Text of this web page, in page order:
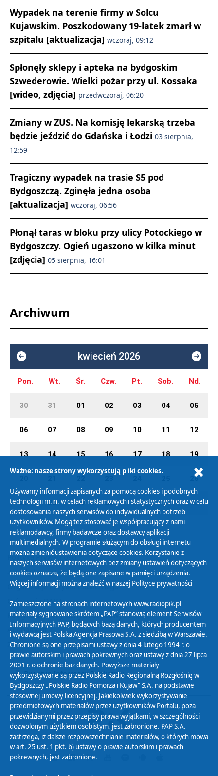
Wypadek na terenie firmy w Solcu
Kujawskim. Poszkodowany 19-latek zmarł w
szpitalu [aktualizacja] wczoraj, 09:12
Spłonęły sklepy i apteka na bydgoskim
Szwederowie. Wielki pożar przy ul. Kossaka
[wideo, zdjęcia] przedwczoraj, 06:20
Zmiany w ZUS. Na komisję lekarską trzeba
będzie jeździć do Gdańska i Łodzi 03 sierpnia,
12:59
Tragiczny wypadek na trasie S5 pod
Bydgoszczą. Zginęła jedna osoba
[aktualizacja] wczoraj, 06:56
Płonął taras w bloku przy ulicy Potockiego w
Bydgoszczy. Ogień ugaszono w kilka minut
[zdjęcia] 05 sierpnia, 16:01
Archiwum
kwiecień 2026
Pon. Wt. Śr. Czw. Pt. Sob. Nd.
30 31 01 02 03 04 05
06 07 08 09 10 11 12
13 14 15 16 17 18 19
26
27 28 29 30 01 02 03
Polityka Prywatności
Zasady korzystania z Serwisu
Organizacje Pożytku Publicznego
Cyfryzacja DAB+
Polityka ochrony danych osobowych
Abonament
Zamówienia publiczne
Biuletyn Informacji Publicznej
Ważne: nasze strony wykorzystują pliki cookies.
Używamy informacji zapisanych za pomocą cookies i podobnych
technologii m.in. w celach reklamowych i statystycznych oraz w celu
dostosowania naszych serwisów do indywidualnych potrzeb
użytkowników. Mogą też stosować je współpracujący z nami
reklamodawcy, firmy badawcze oraz dostawcy aplikacji
multimedialnych. W programie służącym do obsługi internetu
można zmienić ustawienia dotyczące cookies. Korzystanie z
naszych serwisów internetowych bez zmiany ustawień dotyczących
cookies oznacza, że będą one zapisane w pamięci urządzenia.
Więcej informacji można znaleźć w naszej Polityce prywatności
Zamieszczone na stronach internetowych www.radiopik.pl
materiały sygnowane skrótem „PAP” stanowią element Serwisów
Informacyjnych PAP, będących bazą danych, których producentem
i wydawcą jest Polska Agencja Prasowa S.A. z siedzibą w Warszawie.
Chronione są one przepisami ustawy z dnia 4 lutego 1994 r. o
prawie autorskim i prawach pokrewnych oraz ustawy z dnia 27 lipca
2001 r. o ochronie baz danych. Powyższe materiały
wykorzystywane są przez Polskie Radio Regionalną Rozgłośnię w
Bydgoszczy „Polskie Radio Pomorza i Kujaw” S.A. na podstawie
stosownej umowy licencyjnej. Jakiekolwiek wykorzystywanie
przedmiotowych materiałów przez użytkowników Portalu, poza
przewidzianymi przez przepisy prawa wyjątkami, w szczególności
dozwolonym użytkiem osobistym, jest zabronione. PAP S.A.
zastrzega, iż dalsze rozpowszechnianie materiałów, o których mowa
w art. 25 ust. 1 pkt. b) ustawy o prawie autorskim i prawach
pokrewnych, jest zabronione.